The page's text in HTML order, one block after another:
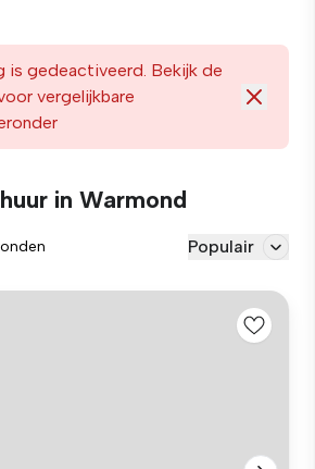
is gedeactiveerd. Bekijk de
vergelijkbare
in Warmond
Populair